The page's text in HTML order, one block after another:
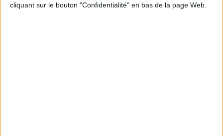
cliquant sur le bouton "Confidentialité" en bas de la page Web.